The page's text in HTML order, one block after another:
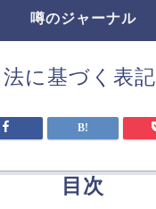
噂のジャーナル
に基づく表記
目次